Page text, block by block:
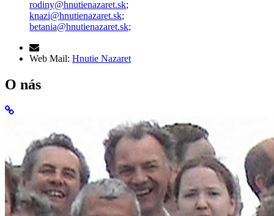
rodiny@hnutienazaret.sk;
knazi@hnutienazaret.sk;
betania@hnutienazaret.sk;
Web Mail: Hnutie Nazaret
O nás